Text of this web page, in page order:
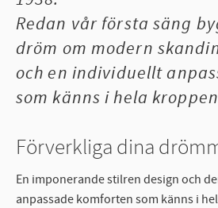
Redan vår första säng
dröm om modern
och en individuellt
som känns i hela
Förverkliga dina
En imponerande stilren design och
anpassade komforten som känns i